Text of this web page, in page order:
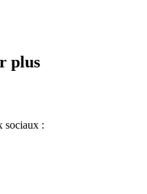
plus
sociaux :